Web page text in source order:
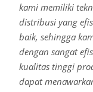
kami memiliki
distribusi yang
baik, sehingga
dengan sangat
kualitas tinggi
dapat